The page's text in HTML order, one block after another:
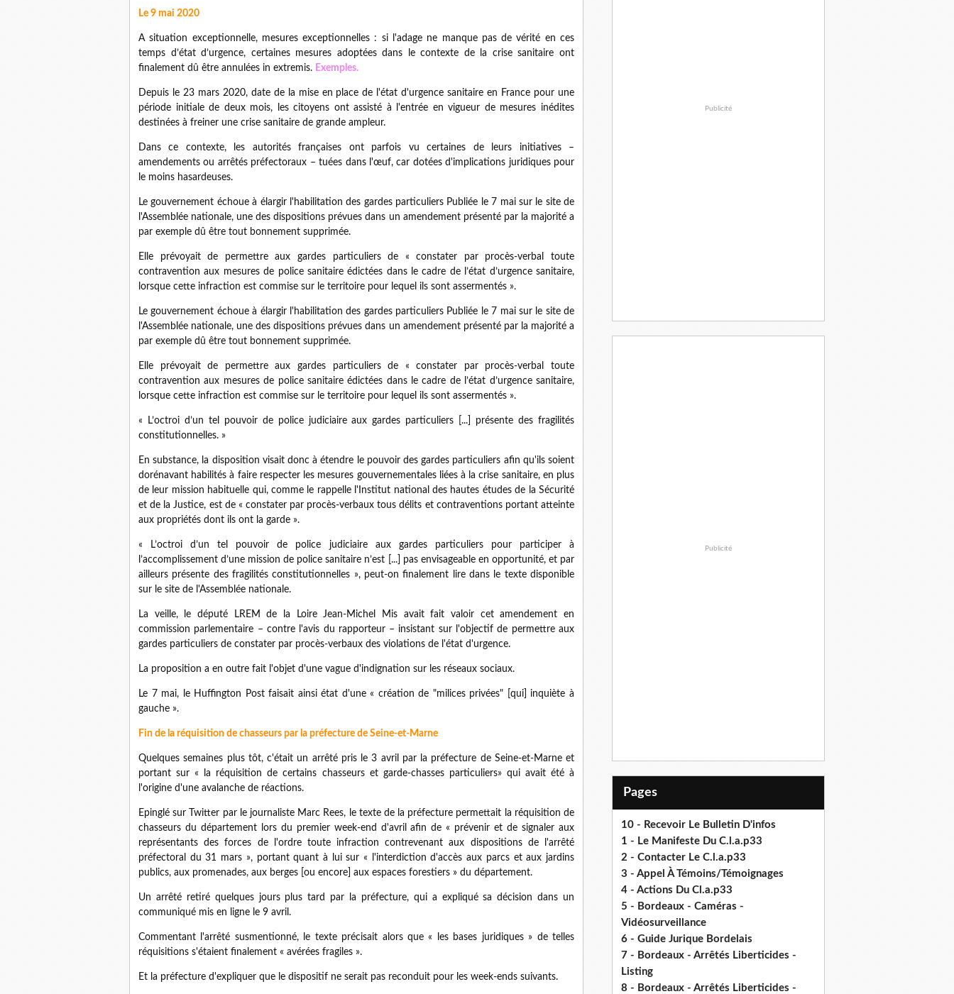
Le 9 mai 2020
A situation exceptionnelle, mesures exceptionnelles : si l'adage ne manque pas de vérité en ces
temps d’état d’urgence, certaines mesures adoptées dans le contexte de la crise sanitaire ont
finalement dû être annulées in extremis. Exemples.
Depuis le 23 mars 2020, date de la mise en place de l'état d'urgence sanitaire en France pour une
période initiale de deux mois, les citoyens ont assisté à l'entrée en vigueur de mesures inédites
destinées à freiner une crise sanitaire de grande ampleur.
Dans ce contexte, les autorités françaises ont parfois vu certaines de leurs initiatives –
amendements ou arrêtés préfectoraux – tuées dans l'œuf, car dotées d'implications juridiques pour
le moins hasardeuses.
Le gouvernement échoue à élargir l'habilitation des gardes particuliers Publiée le 7 mai sur le site de
l'Assemblée nationale, une des dispositions prévues dans un amendement présenté par la majorité a
par exemple dû être tout bonnement supprimée.
Elle prévoyait de permettre aux gardes particuliers de « constater par procès-verbal toute
contravention aux mesures de police sanitaire édictées dans le cadre de l’état d’urgence sanitaire,
lorsque cette infraction est commise sur le territoire pour lequel ils sont assermentés ».
Le gouvernement échoue à élargir l'habilitation des gardes particuliers Publiée le 7 mai sur le site de
l'Assemblée nationale, une des dispositions prévues dans un amendement présenté par la majorité a
par exemple dû être tout bonnement supprimée.
Elle prévoyait de permettre aux gardes particuliers de « constater par procès-verbal toute
contravention aux mesures de police sanitaire édictées dans le cadre de l’état d’urgence sanitaire,
lorsque cette infraction est commise sur le territoire pour lequel ils sont assermentés ».
« L’octroi d’un tel pouvoir de police judiciaire aux gardes particuliers [...] présente des fragilités
constitutionnelles. »
En substance, la disposition visait donc à étendre le pouvoir des gardes particuliers afin qu'ils soient
dorénavant habilités à faire respecter les mesures gouvernementales liées à la crise sanitaire, en plus
de leur mission habituelle qui, comme le rappelle l'Institut national des hautes études de la Sécurité
et de la Justice, est de « constater par procès-verbaux tous délits et contraventions portant atteinte
aux propriétés dont ils ont la garde ».
« L’octroi d’un tel pouvoir de police judiciaire aux gardes particuliers pour participer à
l’accomplissement d’une mission de police sanitaire n’est [...] pas envisageable en opportunité, et par
ailleurs présente des fragilités constitutionnelles », peut-on finalement lire dans le texte disponible
sur le site de l'Assemblée nationale.
La veille, le député LREM de la Loire Jean-Michel Mis avait fait valoir cet amendement en
commission parlementaire – contre l'avis du rapporteur – insistant sur l'objectif de permettre aux
gardes particuliers de constater par procès-verbaux des violations de l'état d'urgence.
La proposition a en outre fait l'objet d'une vague d'indignation sur les réseaux sociaux.
Le 7 mai, le Huffington Post faisait ainsi état d'une « création de "milices privées" [qui] inquiète à
gauche ».
Fin de la réquisition de chasseurs par la préfecture de Seine-et-Marne
Quelques semaines plus tôt, c'était un arrêté pris le 3 avril par la préfecture de Seine-et-Marne et
portant sur « la réquisition de certains chasseurs et garde-chasses particuliers» qui avait été à
l'origine d'une avalanche de réactions.
Epinglé sur Twitter par le journaliste Marc Rees, le texte de la préfecture permettait la réquisition de
chasseurs du département lors du premier week-end d'avril afin de « prévenir et de signaler aux
représentants des forces de l'ordre toute infraction contrevenant aux dispositions de l'arrêté
préfectoral du 31 mars », portant quant à lui sur « l'interdiction d'accès aux parcs et aux jardins
publics, aux promenades, aux berges [ou encore] aux espaces forestiers » du département.
Un arrêté retiré quelques jours plus tard par la préfecture, qui a expliqué sa décision dans un
communiqué mis en ligne le 9 avril.
Commentant l'arrêté susmentionné, le texte précisait alors que « les bases juridiques » de telles
réquisitions s'étaient finalement « avérées fragiles ».
Et la préfecture d'expliquer que le dispositif ne serait pas reconduit pour les week-ends suivants.
Publicité
Publicité
Pages
10 - Recevoir Le Bulletin D'infos
1 - Le Manifeste Du C.l.a.p33
2 - Contacter Le C.l.a.p33
3 - Appel À Témoins/Témoignages
4 - Actions Du Cl.a.p33
5 - Bordeaux - Caméras -
Vidéosurveillance
6 - Guide Jurique Bordelais
7 - Bordeaux - Arrêtés Liberticides -
Listing
8 - Bordeaux - Arrêtés Liberticides -